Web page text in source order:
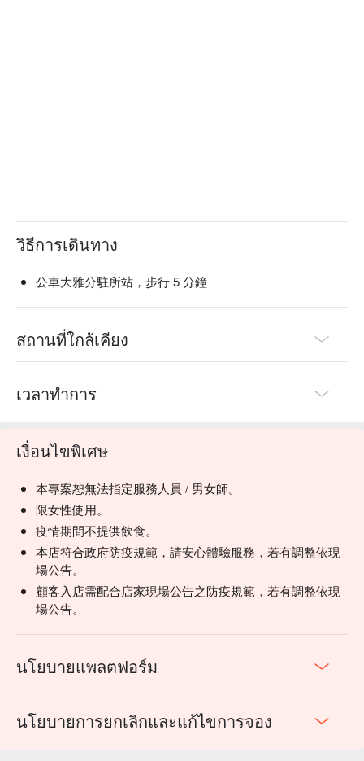
วิธีการเดินทาง
公車大雅分駐所站，步行 5 分鐘
สถานที่ใกล้เคียง
เวลาทำการ
เงื่อนไขพิเศษ
本專案恕無法指定服務人員 / 男女師。
限女性使用。
疫情期間不提供飲食。
本店符合政府防疫規範，請安心體驗服務，若有調整依現
場公告。
顧客入店需配合店家現場公告之防疫規範，若有調整依現
場公告。
นโยบายแพลตฟอร์ม
นโยบายการยกเลิกและแก้ไขการจอง